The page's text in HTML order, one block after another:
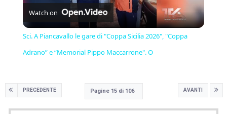
Video
Watch on
Sci. A Piancavallo le gare di "Coppa Sicilia 2026", "Coppa
Adrano” e “Memorial Pippo Maccarrone". O
PRECEDENTE AVANTI
Pagine 15 di 106